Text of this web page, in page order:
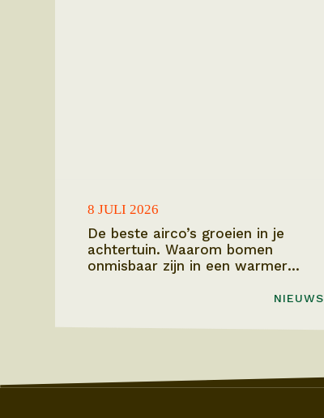
8 JULI 2026
De beste airco’s groeien in je
achtertuin. Waarom bomen
onmisbaar zijn in een warmer
NIEUWS